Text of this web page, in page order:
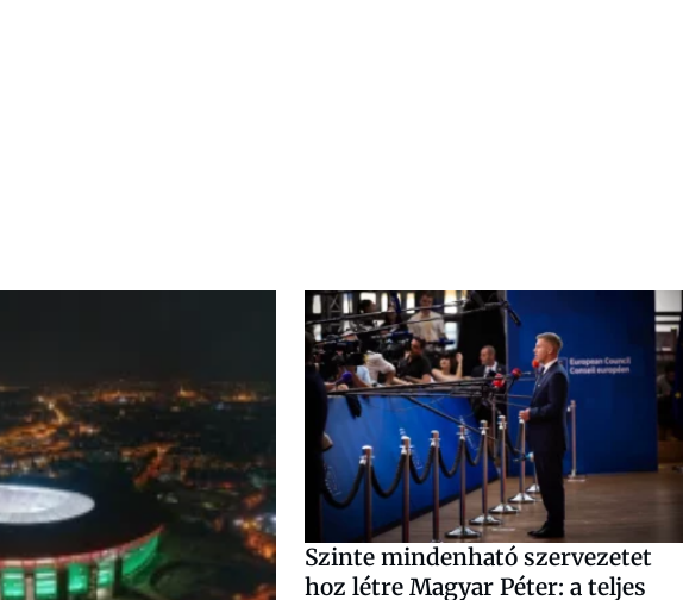
Szinte mindenható szervezetet
hoz létre Magyar Péter: a teljes